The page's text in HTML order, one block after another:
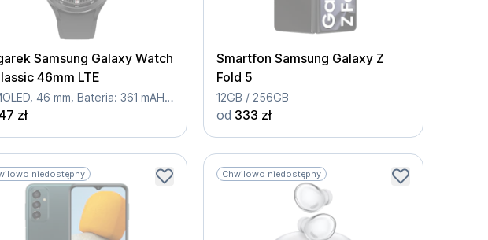
Samsung Galaxy Watch
46mm LTE
sAMOLED, 46 mm, Bateria: 361 mAH, LTE
zł
Smartfon Samsung Galaxy Z
Fold 5
12GB / 256GB
od 333 zł
niedostępny Chwilowo niedostępny